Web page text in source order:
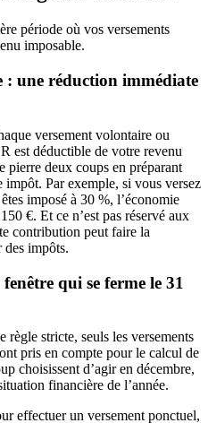
période où vos versements
imposable.
une réduction immédiate
versement volontaire ou
est déductible de votre revenu
pierre deux coups en préparant
Par exemple, si vous versez
imposé à 30 %, l’économie
€. Et ce n’est pas réservé aux
contribution peut faire la
des impôts.
qui se ferme le 31
règle stricte, seuls les versements
pris en compte pour le calcul de
choisissent d’agir en décembre,
financière de l’année.
effectuer un versement ponctuel,